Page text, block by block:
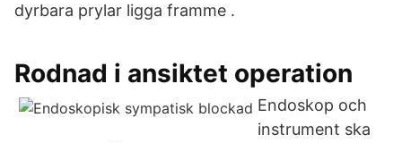
dyrbara prylar ligga framme .
Rodnad i ansiktet operation
Endoskop och
instrument ska